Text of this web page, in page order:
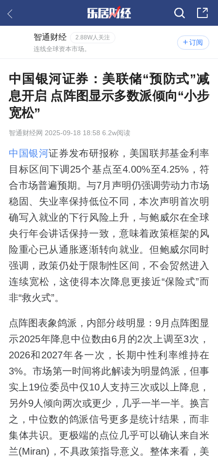
订阅
智通财经 2.88W人关注
连线全球资本市场。
中国银河证券：美联储“预防式”减
息开启 点阵图显示多数派倾向“小步
宽松”
智通财经网 2025-09-18 18:58 6.2w阅读
中国银河证券发布研报称，美国联邦基金利率
目标区间下调25个基点至4.00%至4.25%，符
合市场普遍预期。与7月声明仍强调劳动力市场
稳固、失业率保持低位不同，本次声明首次明
确写入就业的下行风险上升，与鲍威尔在全球
央行年会讲话保持一致，意味着政策框架的风
险重心已从通胀逐渐转向就业。但鲍威尔同时
强调，政策仍处于限制性区间，不会贸然进入
连续宽松，这使得本次降息更接近“保险式”而
非“救火式”。
点阵图表象鸽派，内部分歧明显：9月点阵图显
示2025年降息中位数由6月的2次上调至3次，
2026和2027年各一次，长期中性利率维持在
3%。市场第一时间将此解读为明显鸽派，但事
实上19位委员中仅10人支持三次或以上降息，
另外9人倾向两次或更少，几乎一半一半。换言
之，中位数的鸽派信号更多是统计结果，而非
集体共识。更极端的点位几乎可以确认来自米
兰(Miran)，不具政策指导意义。整体来看，美